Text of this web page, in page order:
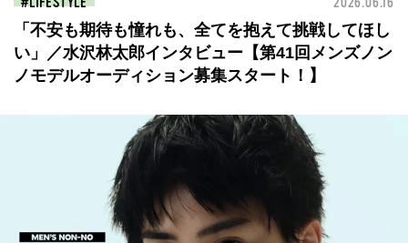
「不安も期待も憧れも、全てを抱えて挑戦してほし
い」／水沢林太郎インタビュー【第41回メンズノン
ノモデルオーディション募集スタート！】